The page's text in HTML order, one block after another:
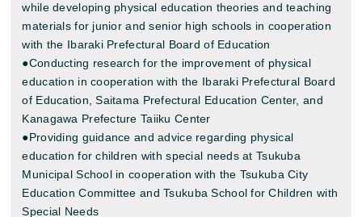
while developing physical education theories and teaching
materials for junior and senior high schools in cooperation
with the Ibaraki Prefectural Board of Education
●Conducting research for the improvement of physical
education in cooperation with the Ibaraki Prefectural Board
of Education, Saitama Prefectural Education Center, and
Kanagawa Prefecture Taiiku Center
●Providing guidance and advice regarding physical
education for children with special needs at Tsukuba
Municipal School in cooperation with the Tsukuba City
Education Committee and Tsukuba School for Children with
Special Needs